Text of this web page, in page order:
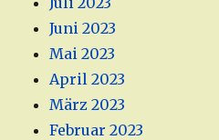
Juni 2023
Mai 2023
April 2023
März 2023
Februar 2023